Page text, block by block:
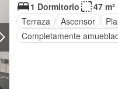
1 Dormitorio
47 m²
Terraza
Ascensor
Completamente